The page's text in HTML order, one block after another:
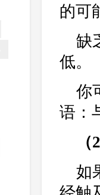
的可
缺
低。
你
语：
如